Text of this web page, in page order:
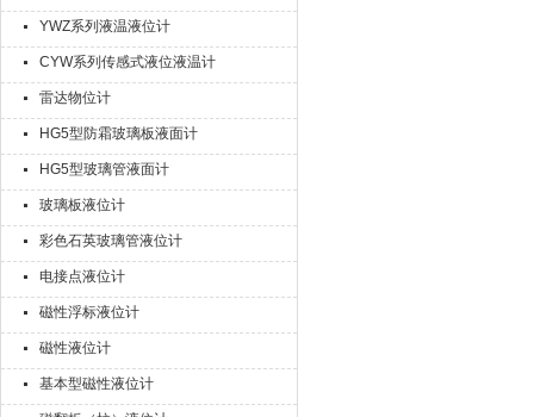
YWZ系列液温液位计
CYW系列传感式液位液温计
雷达物位计
HG5型防霜玻璃板液面计
HG5型玻璃管液面计
玻璃板液位计
彩色石英玻璃管液位计
电接点液位计
磁性浮标液位计
磁性液位计
基本型磁性液位计